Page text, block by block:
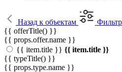
Назад к объектам
Фильтр
{{ offerTitle() }}
{{ props.offer.name }}
{{ item.title }} {{ item.title }}
{{ typeTitle() }}
{{ props.type.name }}